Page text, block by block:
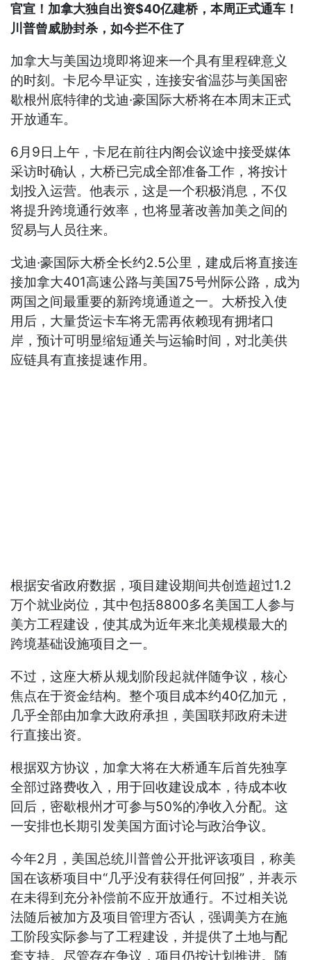
官宣！加拿大独自出资$40亿建桥，本周正式通车！
川普曾威胁封杀，如今拦不住了
加拿大与美国边境即将迎来一个具有里程碑意义
的时刻。卡尼今早证实，连接安省温莎与美国密
歇根州底特律的戈迪·豪国际大桥将在本周末正式
开放通车。
6月9日上午，卡尼在前往内阁会议途中接受媒体
采访时确认，大桥已完成全部准备工作，将按计
划投入运营。他表示，这是一个积极消息，不仅
将提升跨境通行效率，也将显著改善加美之间的
贸易与人员往来。
戈迪·豪国际大桥全长约2.5公里，建成后将直接连
接加拿大401高速公路与美国75号州际公路，成为
两国之间最重要的新跨境通道之一。大桥投入使
用后，大量货运卡车将无需再依赖现有拥堵口
岸，预计可明显缩短通关与运输时间，对北美供
应链具有直接提速作用。
根据安省政府数据，项目建设期间共创造超过1.2
万个就业岗位，其中包括8800多名美国工人参与
美方工程建设，使其成为近年来北美规模最大的
跨境基础设施项目之一。
不过，这座大桥从规划阶段起就伴随争议，核心
焦点在于资金结构。整个项目成本约40亿加元，
几乎全部由加拿大政府承担，美国联邦政府未进
行直接出资。
根据双方协议，加拿大将在大桥通车后首先独享
全部过路费收入，用于回收建设成本，待成本收
回后，密歇根州才可参与50%的净收入分配。这
一安排也长期引发美国方面讨论与政治争议。
今年2月，美国总统川普曾公开批评该项目，称美
国在该桥项目中“几乎没有获得任何回报”，并表示
在未得到充分补偿前不应开放通行。不过相关说
法随后被加方及项目管理方否认，强调美方在施
工阶段实际参与了工程建设，并提供了土地与配
套支持。尽管存在争议，项目仍按计划推进。随